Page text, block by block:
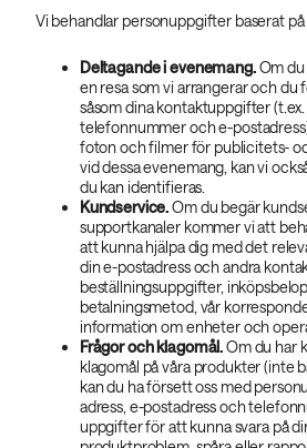
Vi behandlar personuppgifter baserat
Deltagande i evenemang.Om du
en resa som vi arrangerar och
såsom dina kontaktuppgifter (t.ex.
telefonnummer och e-
foton och filmer för publicitets-
vid dessa evenemang, kan vi
du kan identifieras.
Kundservice.Om du begär
supportkanaler kommer vi att
att kunna hjälpa dig med det
din e-postadress och andra
beställningsuppgifter,
betalningsmetod, vår
information om enheter och
Frågor och klagomål.Om du har
klagomål på våra produkter (inte
kan du ha försett oss med
adress, e-postadress och
uppgifter för att kunna svara på